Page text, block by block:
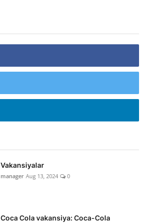
Vakansiyalar
manager Aug 13, 2024 0
Coca Cola vakansiya: Coca-Cola